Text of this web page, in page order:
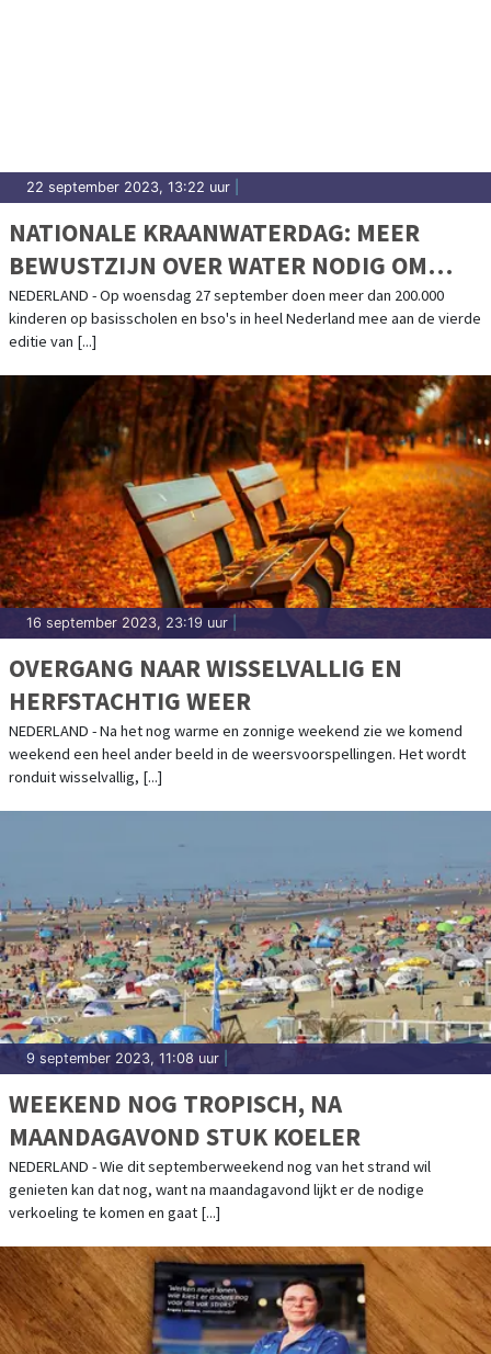
22 september 2023, 13:22 uur
NATIONALE KRAANWATERDAG: MEER
BEWUSTZIJN OVER WATER NODIG OM
WATERGEBRUIK TE VERLAGEN
NEDERLAND - Op woensdag 27 september doen meer dan 200.000
kinderen op basisscholen en bso's in heel Nederland mee aan de vierde
editie van [...]
16 september 2023, 23:19 uur
OVERGANG NAAR WISSELVALLIG EN
HERFSTACHTIG WEER
NEDERLAND - Na het nog warme en zonnige weekend zie we komend
weekend een heel ander beeld in de weersvoorspellingen. Het wordt
ronduit wisselvallig, [...]
9 september 2023, 11:08 uur
WEEKEND NOG TROPISCH, NA
MAANDAGAVOND STUK KOELER
NEDERLAND - Wie dit septemberweekend nog van het strand wil
genieten kan dat nog, want na maandagavond lijkt er de nodige
verkoeling te komen en gaat [...]